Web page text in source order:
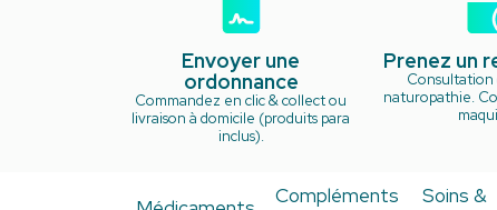
Envoyer une
ordonnance
Commandez en clic & collect ou
livraison à domicile (produits para
inclus).
Prenez un
naturopathie.
Compléments
Soins &